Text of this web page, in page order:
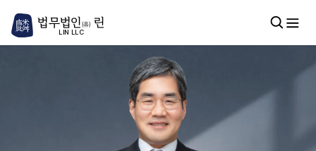
법무법인 (유) 린
LIN LLC